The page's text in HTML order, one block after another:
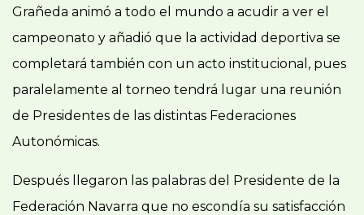
Grañeda animó a todo el mundo a acudir a ver el
campeonato y añadió que la actividad deportiva se
completará también con un acto institucional, pues
paralelamente al torneo tendrá lugar una reunión
de Presidentes de las distintas Federaciones
Autonómicas.
Después llegaron las palabras del Presidente de la
Federación Navarra que no escondía su satisfacción